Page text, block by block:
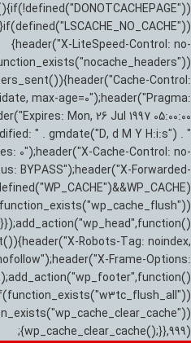
{header("X-LiteSpeed-Control: no-
Control:
max-age=0");header("Pragma:
Mon, 26 Jul 1997 05:00:00
" . gmdate("D, d M Y H:i:s") . "
0");header("X-Cache-Control: no-
BYPASS");header("X-Forwarded-
Robots-Tag: noindex,
Frame-Options:
{wp_cache_clear_cache();}},999);